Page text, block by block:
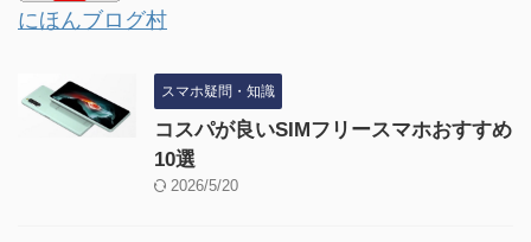
にほんブログ村
スマホ疑問・知識
コスパが良いSIMフリースマホおすすめ
10選
2026/5/20